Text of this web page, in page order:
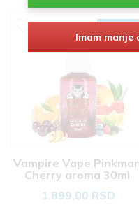
NOVO!
Vampire Vape
Cherry aroma 30ml
1.899,00 RSD
Imam manje